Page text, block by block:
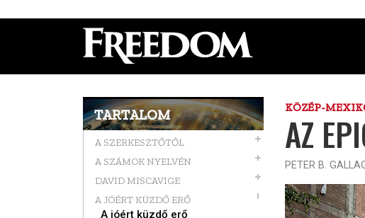
TARTALOM
A SZERKESZTŐTŐL
A SZÁMOK NYELVÉN
DAVID MISCAVIGE
A JÓÉRT KÜZDŐ ERŐ
A jóért küzdő erő
KÖZÉP-
AZ
PETER B.